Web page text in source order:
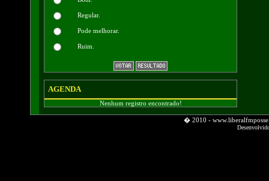
Regular.
Pode melhorar.
Ruim.
AGENDA
Nenhum registro encontrado!
� 2010 -